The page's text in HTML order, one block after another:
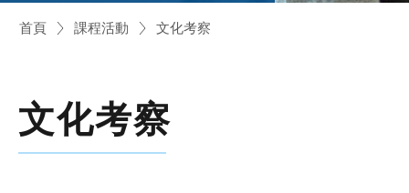
首頁 課程活動 文化考察
文化考察